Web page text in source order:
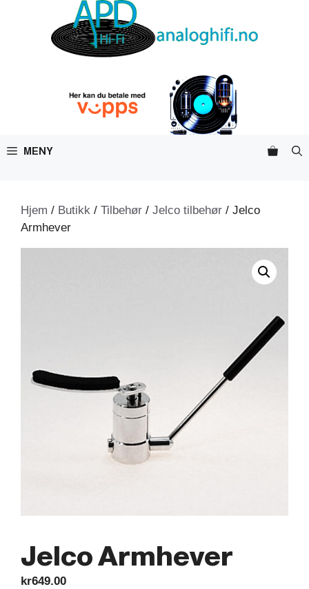
MENY
Hjem / Butikk / Tilbehør / Jelco tilbehør / Jelco
Armhever
Jelco Armhever
kr649.00